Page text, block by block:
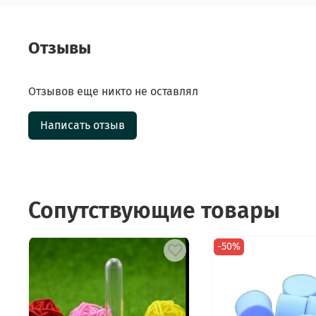
Отзывы
Отзывов еще никто не оставлял
Написать отзыв
Сопутствующие товары
-50%